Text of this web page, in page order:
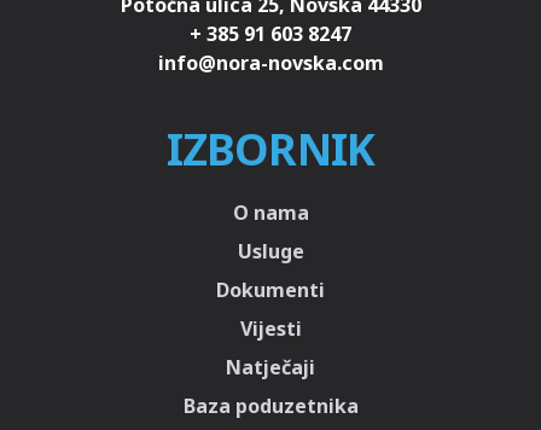
+ 385 91 603 8247
IZBORNIK
O nama
Usluge
Dokumenti
Vijesti
Natječaji
Baza poduzetnika